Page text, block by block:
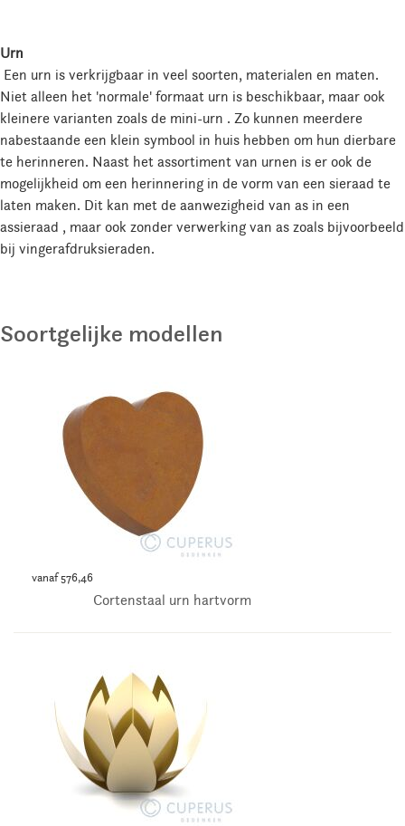
Urn
Een urn is verkrijgbaar in veel soorten, materialen en maten.
Niet alleen het 'normale' formaat urn is beschikbaar, maar ook
kleinere varianten zoals de mini-urn . Zo kunnen meerdere
nabestaande een klein symbool in huis hebben om hun dierbare
te herinneren. Naast het assortiment van urnen is er ook de
mogelijkheid om een herinnering in de vorm van een sieraad te
laten maken. Dit kan met de aanwezigheid van as in een
assieraad , maar ook zonder verwerking van as zoals bijvoorbeeld
bij vingerafdruksieraden.
Soortgelijke modellen
vanaf 576,46
Cortenstaal urn hartvorm